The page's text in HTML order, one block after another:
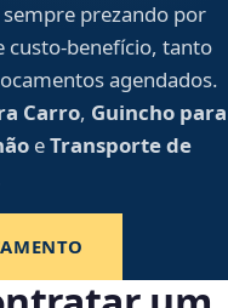
prezando por
custo-benefício, tanto
agendados.
Carro, Guincho para
eTransporte de